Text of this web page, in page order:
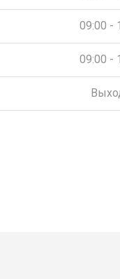
09:00 -
09:00 -